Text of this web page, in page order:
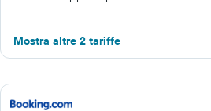
Mostra altre 2 tariffe